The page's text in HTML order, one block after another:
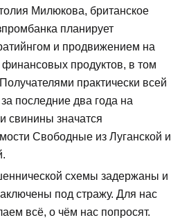
Милюкова, британское
планирует
и продвижением на
продуктов, в том
практически всей
последние два года на
свинины значатся
Свободные из Луганской и
схемы задержаны и
под стражу. Для нас
всё, о чём нас попросят.